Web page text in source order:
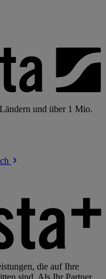
und über 1 Mio.
die auf Ihre
sind. Als Ihr Partner